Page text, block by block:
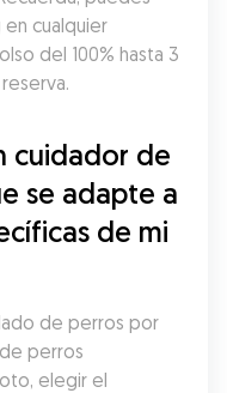
en cualquier
del 100% hasta 3
cuidador de
se adapte a
de mi
de perros por
perros
elegir el